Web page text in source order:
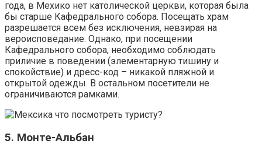
года, в Мехико нет католической церкви, которая была
бы старше Кафедрального собора. Посещать храм
разрешается всем без исключения, невзирая на
вероисповедание. Однако, при посещении
Кафедрального собора, необходимо соблюдать
приличие в поведении (элементарную тишину и
спокойствие) и дресс-код – никакой пляжной и
открытой одежды. В остальном посетители не
ограничиваются рамками.
5. Монте-Альбан